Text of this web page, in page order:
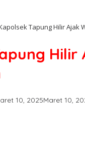
Tapung Hilir Ajak
10, 2025Maret 10,